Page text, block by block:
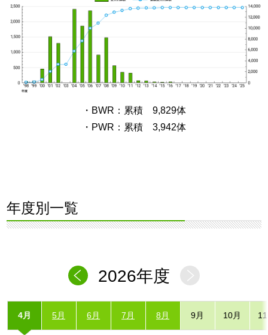
・BWR：累積 9,829体
・PWR：累積 3,942体
年度別一覧
2026年度
4月 5月 6月 7月 8月 9月 10月